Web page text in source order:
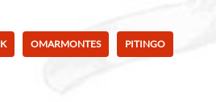
OMARMONTES PITINGO